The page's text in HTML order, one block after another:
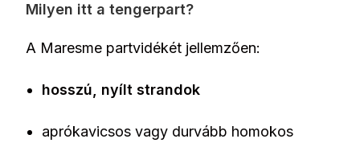
Milyen itt a tengerpart?
A Maresme partvidékét jellemzően:
hosszú, nyílt strandok
aprókavicsos vagy durvább homokos